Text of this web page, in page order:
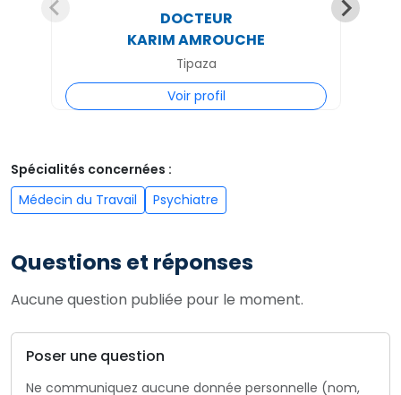
DOCTEUR
KARIM AMROUCHE
Tipaza
Voir profil
Spécialités concernées :
Médecin du Travail
Psychiatre
Questions et réponses
Aucune question publiée pour le moment.
Poser une question
Ne communiquez aucune donnée personnelle (nom,